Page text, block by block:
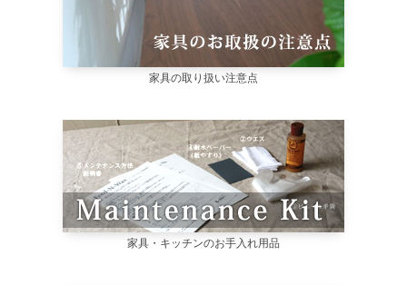
家具の取り扱い注意点
家具・キッチンのお手入れ用品